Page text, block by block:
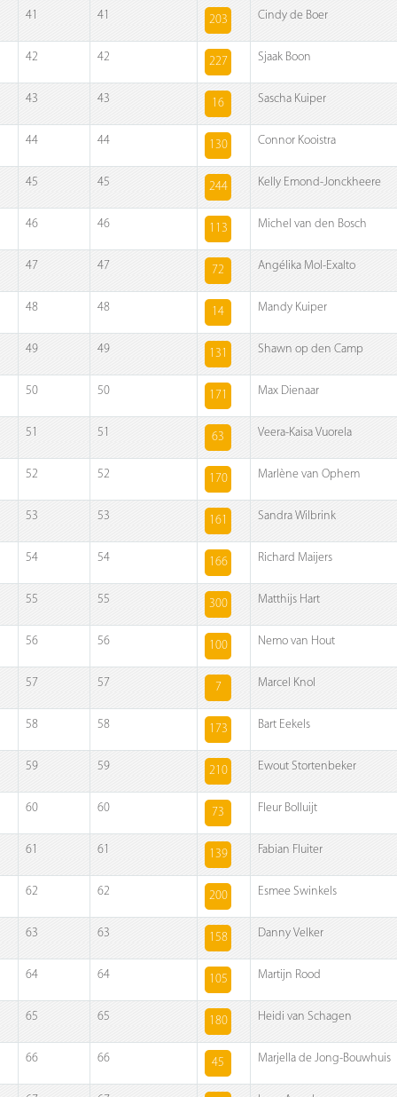
41 41 203 Cindy de Boer
42 42 227 Sjaak Boon
43 43 16 Sascha Kuiper
44 44 130 Connor Kooistra
45 45 244 Kelly Emond-Jonckheere
46 46 113 Michel van den Bosch
47 47 72 Angélika Mol-Exalto
48 48 14 Mandy Kuiper
49 49 131 Shawn op den Camp
50 50 171 Max Dienaar
51 51 63 Veera-Kaisa Vuorela
52 52 170 Marlène van Ophem
53 53 161 Sandra Wilbrink
54 54 166 Richard Maijers
55 55 300 Matthijs Hart
56 56 100 Nemo van Hout
57 57 7 Marcel Knol
58 58 173 Bart Eekels
59 59 210 Ewout Stortenbeker
60 60 73 Fleur Bolluijt
61 61 139 Fabian Fluiter
62 62 200 Esmee Swinkels
63 63 158 Danny Velker
64 64 105 Martijn Rood
65 65 180 Heidi van Schagen
66 66 45 Marjella de Jong-Bouwhuis